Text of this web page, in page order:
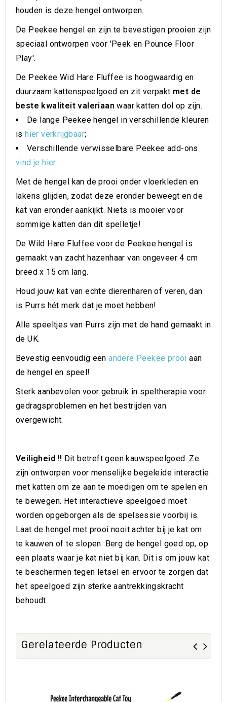
houden is deze hengel ontworpen.
De Peekee hengel en zijn te bevestigen prooien zijn
speciaal ontworpen voor 'Peek en Pounce Floor
Play'.
De Peekee Wid Hare Fluffee is hoogwaardig en
duurzaam kattenspeelgoed en zit verpakt met de
beste kwaliteit valeriaan waar katten dol op zijn.
De lange Peekee hengel in verschillende kleuren
is hier verkrijgbaar;
Verschillende verwisselbare Peekee add-ons
vind je hier.
Met de hengel kan de prooi onder vloerkleden en
lakens glijden, zodat deze eronder beweegt en de
kat van eronder aankijkt. Niets is mooier voor
sommige katten dan dit spelletje!
De Wild Hare Fluffee voor de Peekee hengel is
gemaakt van zacht hazenhaar van ongeveer 4 cm
breed x 15 cm lang.
Houd jouw kat van echte dierenharen of veren, dan
is Purrs hét merk dat je moet hebben!
Alle speeltjes van Purrs zijn met de hand gemaakt in
de UK.
Bevestig eenvoudig eenandere Peekee prooi aan
de hengel en speel!
Sterk aanbevolen voor gebruik in speltherapie voor
gedragsproblemen en het bestrijden van
overgewicht.
Veiligheid !! Dit betreft geen kauwspeelgoed. Ze
zijn ontworpen voor menselijke begeleide interactie
met katten om ze aan te moedigen om te spelen en
te bewegen. Het interactieve speelgoed moet
worden opgeborgen als de spelsessie voorbij is.
Laat de hengel met prooi nooit achter bij je kat om
te kauwen of te slopen. Berg de hengel goed op, op
een plaats waar je kat niet bij kan. Dit is om jouw kat
te beschermen tegen letsel en ervoor te zorgen dat
het speelgoed zijn sterke aantrekkingskracht
behoudt.
Gerelateerde Producten